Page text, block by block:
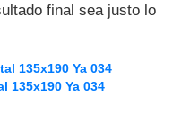
final sea justo lo
135x190 Ya 034